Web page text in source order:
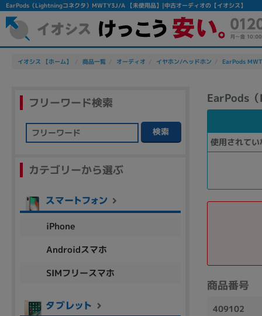
EarPods（Lightningコネクタ）MWTY3J/A 【未使用品】|中古オーディオの【イオシス】
イオシス 【ホーム】 商品一覧 オーディオ イヤホン/ヘッドホン EarPods
EarPods
使用されて
商品番号
409102
フリーワード検索
検索
カテゴリーから選ぶ
iPhone
Androidスマホ
SIMフリースマホ
除外ワード
人気の検索ワード：Let's note EliteBook
商品シリーズ名・ブランド名の絞り込み。
Thinkpad
aspire Inspiron